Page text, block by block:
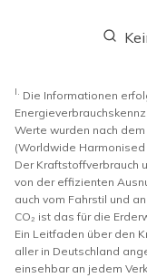
I. Die Informationen
Werte wurden nach
(Worldwide
Der Kraftstoffverbrauch
von der effizienten
auch vom Fahrstil und
CO₂ ist das für die
Ein Leitfaden über den
aller in Deutschland
einsehbar an jedem